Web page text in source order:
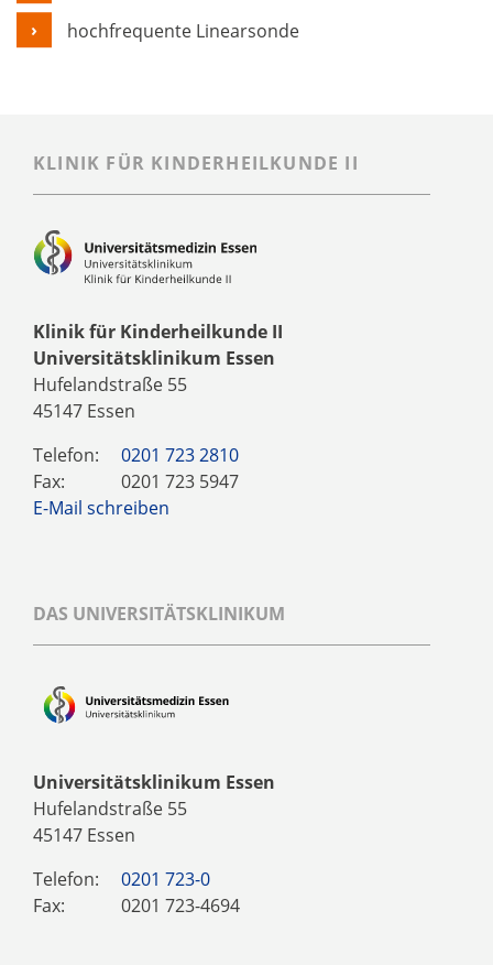
hochfrequente Linearsonde
KLINIK FÜR KINDERHEILKUNDE II
Klinik für Kinderheilkunde II
Universitätsklinikum Essen
Hufelandstraße 55
45147 Essen
Telefon:
0201 723 2810
Fax:
0201 723 5947
E-Mail schreiben
DAS UNIVERSITÄTSKLINIKUM
Universitätsklinikum Essen
Hufelandstraße 55
45147 Essen
Telefon:
0201 723-0
Fax:
0201 723-4694